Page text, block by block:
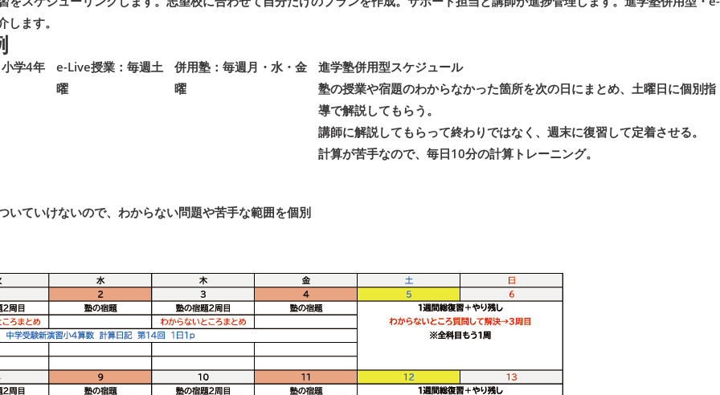
ます。
学4年
e-Live授業：毎週土
曜
併用塾：毎週月・水・金
曜
いていけないので、わからない問題や苦手な範囲を個別
進学塾併用型スケジュール
塾の授業や宿題のわからなかった箇所を次の日にまとめ、土曜日に個別指
導で解説してもらう。
講師に解説してもらって終わりではなく、週末に復習して定着させる。
計算が苦手なので、毎日10分の計算トレーニング。